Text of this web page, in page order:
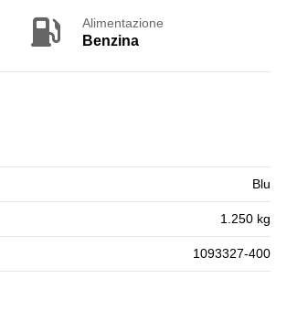
Alimentazione
Benzina
Blu
1.250 kg
1093327-400